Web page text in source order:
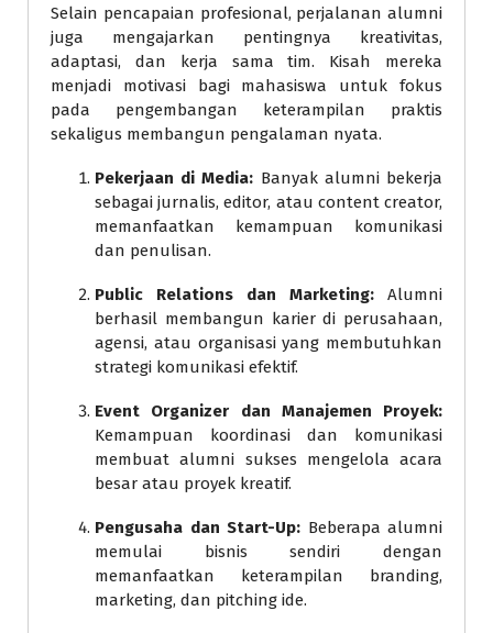
Selain pencapaian profesional, perjalanan alumni
juga mengajarkan pentingnya kreativitas,
adaptasi, dan kerja sama tim. Kisah mereka
menjadi motivasi bagi mahasiswa untuk fokus
pada pengembangan keterampilan praktis
sekaligus membangun pengalaman nyata.
Pekerjaan di Media: Banyak alumni bekerja
sebagai jurnalis, editor, atau content creator,
memanfaatkan kemampuan komunikasi
dan penulisan.
Public Relations dan Marketing: Alumni
berhasil membangun karier di perusahaan,
agensi, atau organisasi yang membutuhkan
strategi komunikasi efektif.
Event Organizer dan Manajemen Proyek:
Kemampuan koordinasi dan komunikasi
membuat alumni sukses mengelola acara
besar atau proyek kreatif.
Pengusaha dan Start-Up: Beberapa alumni
memulai bisnis sendiri dengan
memanfaatkan keterampilan branding,
marketing, dan pitching ide.